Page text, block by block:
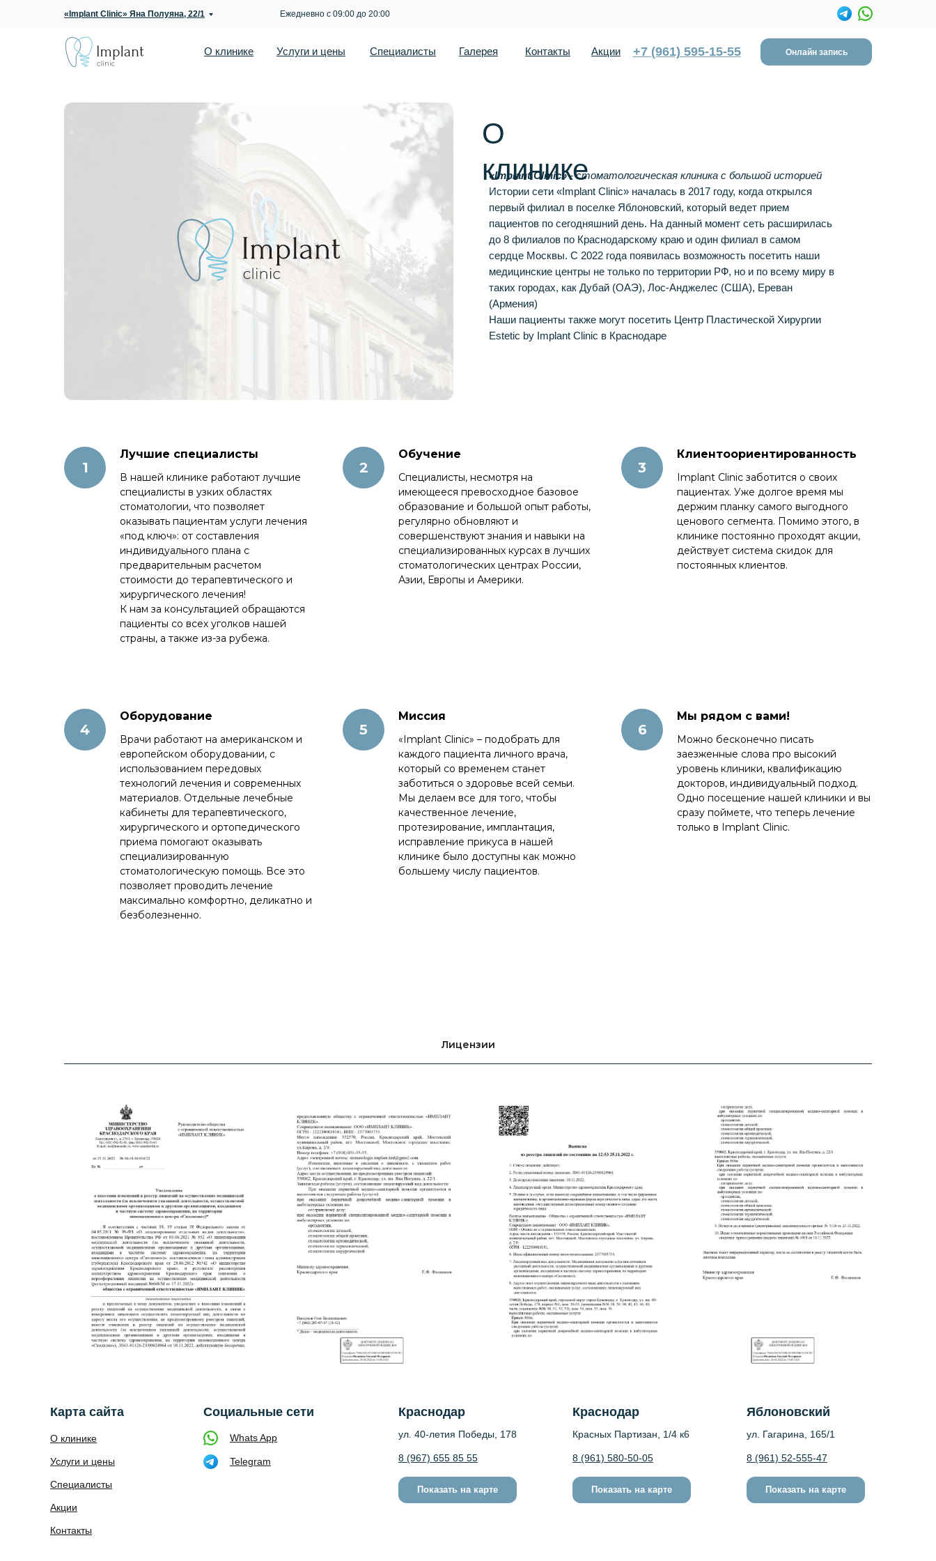
Ежедневно с 09:00 до 20:00
«Implant Clinic» Яна Полуяна, 22/1
Онлайн запись
О клинике Специалисты
Услуги и цены Акции
Контакты +7 (961) 595-15-55
Галерея
О
клинике
«Implant Clinic»- стоматологическая клиника с большой историей
Истории сети «Implant Clinic» началась в 2017 году, когда открылся
первый филиал в поселке Яблоновский, который ведет прием
пациентов по сегодняшний день. На данный момент сеть расширилась
до 8 филиалов по Краснодарскому краю и один филиал в самом
сердце Москвы. С 2022 года появилась возможность посетить наши
медицинские центры не только по территории РФ, но и по всему миру в
таких городах, как Дубай (ОАЭ), Лос-Анджелес (США), Ереван
(Армения)
Наши пациенты также могут посетить Центр Пластической Хирургии
Estetic by Implant Clinic в Краснодаре
Лучшие специалисты
В нашей клинике работают лучшие
специалисты в узких областях
стоматологии, что позволяет
оказывать пациентам услуги лечения
«под ключ»: от составления
индивидуального плана с
предварительным расчетом
стоимости до терапевтического и
хирургического лечения!
К нам за консультацией обращаются
пациенты со всех уголков нашей
страны, а также из-за рубежа.
Обучение
Специалисты, несмотря на
имеющееся превосходное базовое
образование и большой опыт работы,
регулярно обновляют и
совершенствуют знания и навыки на
специализированных курсах в лучших
стоматологических центрах России,
Азии, Европы и Америки.
Клиентоориентированность
Implant Clinic заботится о своих
пациентах. Уже долгое время мы
держим планку самого выгодного
ценового сегмента. Помимо этого, в
клинике постоянно проходят акции,
действует система скидок для
постоянных клиентов.
Оборудование
Врачи работают на американском и
европейском оборудовании, с
использованием передовых
технологий лечения и современных
материалов. Отдельные лечебные
кабинеты для терапевтического,
хирургического и ортопедического
приема помогают оказывать
специализированную
стоматологическую помощь. Все это
позволяет проводить лечение
максимально комфортно, деликатно и
безболезненно.
Миссия
«Implant Clinic» – подобрать для
каждого пациента личного врача,
который со временем станет
заботиться о здоровье всей семьи.
Мы делаем все для того, чтобы
качественное лечение,
протезирование, имплантация,
исправление прикуса в нашей
клинике было доступны как можно
большему числу пациентов.
Мы рядом с вами!
Можно бесконечно писать
заезженные слова про высокий
уровень клиники, квалификацию
докторов, индивидуальный подход.
Одно посещение нашей клиники и вы
сразу поймете, что теперь лечение
только в Implant Clinic.
Лицензии
О клинике
Специалисты
Услуги и цены
Акции
Краснодар
ул. 40-летия Победы, 178
8 (967) 655 85 55
Показать на карте
Контакты
Карта сайта Социальные сети
Whats App
Telegram
Краснодар
Красных Партизан, 1/4 к6
8 (961) 580-50-05
Показать на карте
Яблоновский
ул. Гагарина, 165/1
8 (961) 52-555-47
Показать на карте